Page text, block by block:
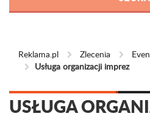
Reklama.pl Zlecenia
Usługa organizacji imprez
USŁUGA